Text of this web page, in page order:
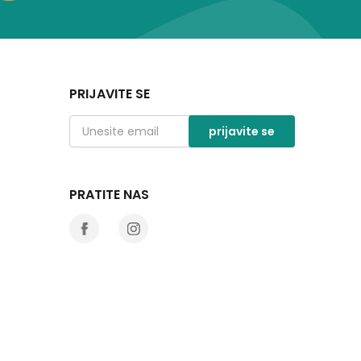
PRIJAVITE SE
prijavite se
PRATITE NAS